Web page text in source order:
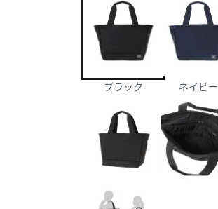
ブラック ネイビー